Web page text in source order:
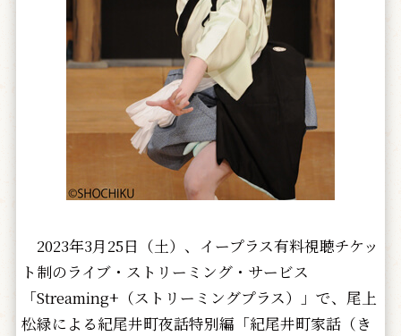
2023年3月25日（土）、イープラス有料視聴チケッ
ト制のライブ・ストリーミング・サービス
「Streaming+（ストリーミングプラス）」で、尾上
松緑による紀尾井町夜話特別編「紀尾井町家話（き